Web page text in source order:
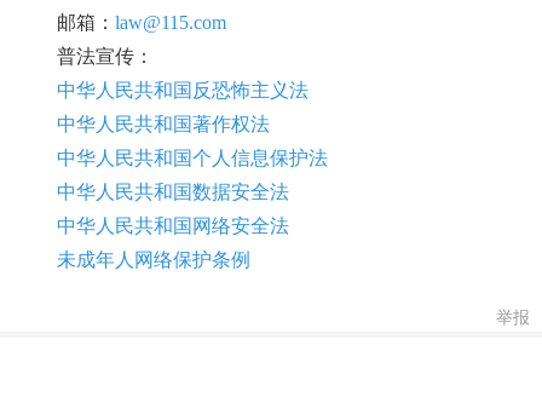
邮箱： law@115.com
普法宣传：
中华人民共和国反恐怖主义法
中华人民共和国著作权法
中华人民共和国个人信息保护法
中华人民共和国数据安全法
中华人民共和国网络安全法
未成年人网络保护条例
举报